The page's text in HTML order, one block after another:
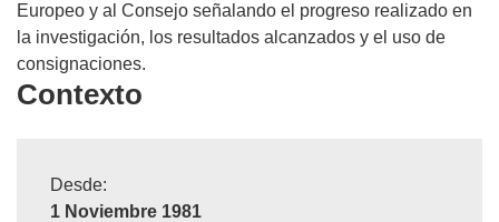
Europeo y al Consejo señalando el progreso realizado en
la investigación, los resultados alcanzados y el uso de
consignaciones.
Contexto
Desde:
1 Noviembre 1981